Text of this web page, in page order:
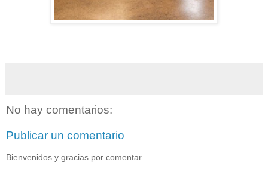
No hay comentarios:
Publicar un comentario
Bienvenidos y gracias por comentar.